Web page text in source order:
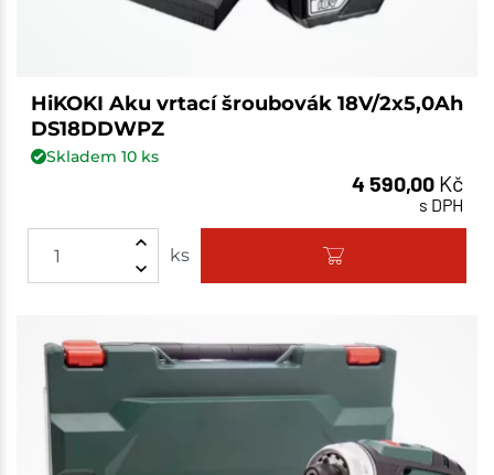
HiKOKI Aku vrtací šroubovák 18V/2x5,0Ah
DS18DDWPZ
Skladem 10ks
4 590,00 Kč
s DPH
ks